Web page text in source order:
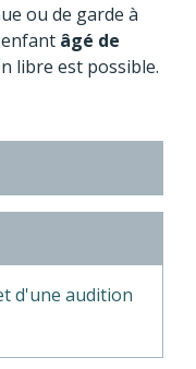
ou de garde à
âgé de
libre est possible.
d'une audition